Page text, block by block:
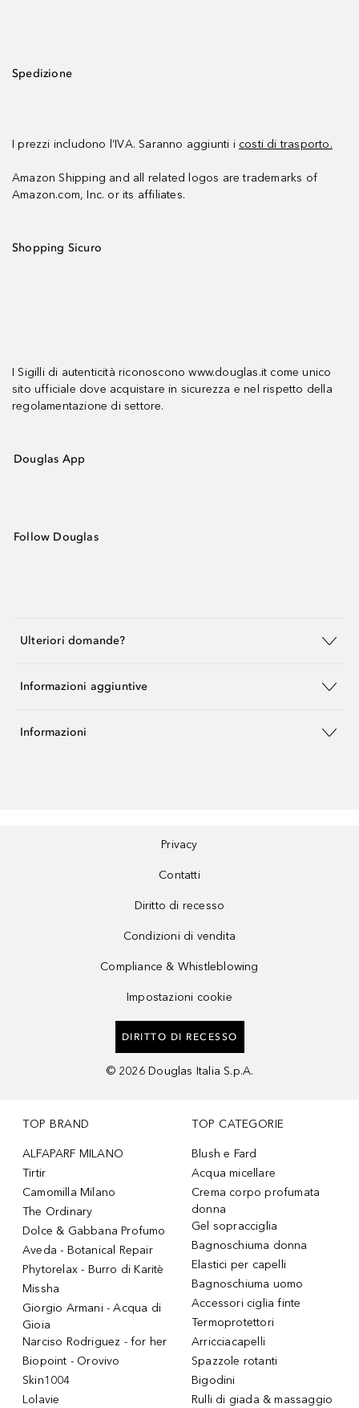
Spedizione
I prezzi includono l’IVA. Saranno aggiunti i costi di trasporto.
Amazon Shipping and all related logos are trademarks of
Amazon.com, Inc. or its affiliates.
Shopping Sicuro
I Sigilli di autenticità riconoscono www.douglas.it come unico
sito ufficiale dove acquistare in sicurezza e nel rispetto della
regolamentazione di settore.
Douglas App
Follow Douglas
Ulteriori domande?
Informazioni aggiuntive
Informazioni
Privacy
Contatti
Diritto di recesso
Condizioni di vendita
Compliance & Whistleblowing
Impostazioni cookie
DIRITTO DI RECESSO
© 2026 Douglas Italia S.p.A.
TOP BRAND
ALFAPARF MILANO
Tirtir
Camomilla Milano
The Ordinary
Dolce & Gabbana Profumo
Aveda - Botanical Repair
Phytorelax - Burro di Karitè
Missha
Giorgio Armani - Acqua di
Gioia
Narciso Rodriguez - for her
Biopoint - Orovivo
Skin1004
Lolavie
TOP CATEGORIE
Blush e Fard
Acqua micellare
Crema corpo profumata
donna
Gel sopracciglia
Bagnoschiuma donna
Elastici per capelli
Bagnoschiuma uomo
Accessori ciglia finte
Termoprotettori
Arricciacapelli
Spazzole rotanti
Bigodini
Rulli di giada & massaggio